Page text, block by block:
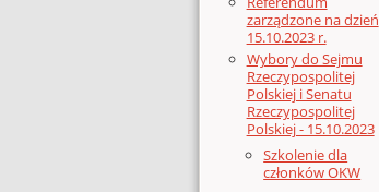
zarządzone na dzień
15.10.2023 r.
Wybory do Sejmu
Rzeczypospolitej
Polskiej i Senatu
Rzeczypospolitej
Polskiej - 15.10.2023
Szkolenie dla
członków OKW